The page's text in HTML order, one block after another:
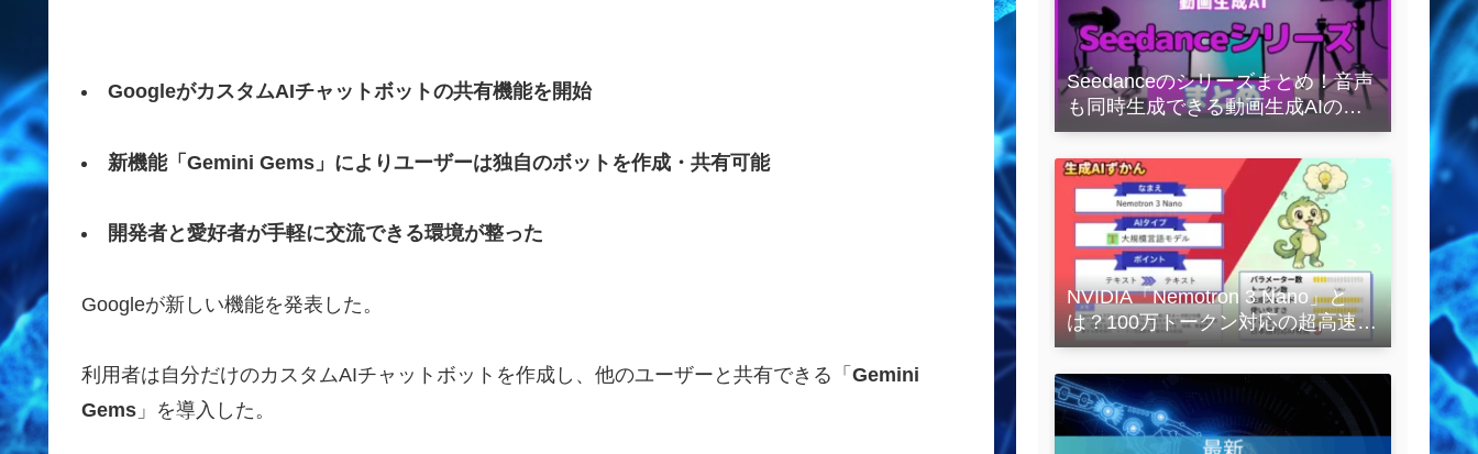
GoogleがカスタムAIチャットボットの共有機能を開始
新機能「Gemini Gems」によりユーザーは独自のボットを作成・共有可能
開発者と愛好者が手軽に交流できる環境が整った
Googleが新しい機能を発表した。
利用者は自分だけのカスタムAIチャットボットを作成し、他のユーザーと共有できる「 Gemini
Gems 」を導入した。
Seedanceのシリーズまとめ！音声
も同時生成できる動画生成AIの全
容を解説
NVIDIA「Nemotron 3 Nano」と
は？100万トークン対応の超高速
LLMを徹底解説